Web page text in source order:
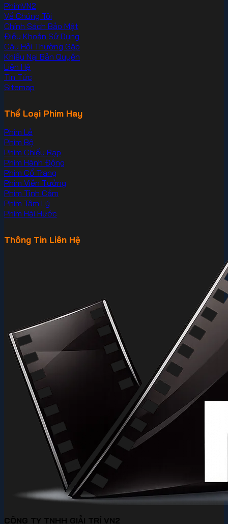
PhimVN2
Về Chúng Tôi
Chính Sách Bảo Mật
Điều Khoản Sử Dụng
Câu Hỏi Thường Gặp
Khiếu Nại Bản Quyền
Liên Hệ
Tin Tức
Sitemap
Thể Loại Phim Hay
Phim Lẻ
Phim Bộ
Phim Chiếu Rạp
Phim Hành Động
Phim Cổ Trang
Phim Viễn Tưởng
Phim Tình Cảm
Phim Tâm Lý
Phim Hài Hước
Thông Tin Liên Hệ
CÔNG TY TNHH GIẢI TRÍ VN2